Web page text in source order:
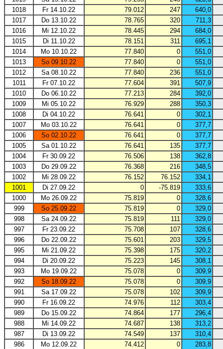
1018
Fr 14.10.22 79.012 247
640,0
1017
Do 13.10.22 78.765 320
711,3
1016
Mi 12.10.22 78.445 294
684,0
1015
Di 11.10.22 78.151 311
695,1
1014
Mo 10.10.22 77.840 0
551,0
1013
So 09.10.22 77.840 0
551,0
1012
Sa 08.10.22 77.840 236
551,0
1011
Fr 07.10.22 77.604 391
507,9
1010
Do 06.10.22 77.213 284
392,0
1009
Mi 05.10.22 76.929 288
350,3
1008
Di 04.10.22 76.641 0
302,1
1007
Mo 03.10.22 76.641 0
377,7
1006
So 02.10.22 76.641 0
377,7
1005
Sa 01.10.22 76.641 135
377,7
1004
Fr 30.09.22 76.506 138
362,8
1003
Do 29.09.22 76.368 216
348,5
1002
Mi 28.09.22 76.152 76.152
334,1
1001
Di 27.09.22 0 -75.819
333,6
1000
Mo 26.09.22 75.819 0
328,6
999
So 25.09.22 75.819 0
329,0
998
Sa 24.09.22 75.819 111
329,0
997
Fr 23.09.22 75.708 107
328,6
996
Do 22.09.22 75.601 203
329,5
995
Mi 21.09.22 75.398 175
320,2
994
Di 20.09.22 75.223 145
308,1
993
Mo 19.09.22 75.078 0
309,9
992
So 18.09.22 75.078 0
309,9
991
Sa 17.09.22 75.078 102
309,9
990
Fr 16.09.22 74.976 112
303,4
989
Do 15.09.22 74.864 177
296,4
988
Mi 14.09.22 74.687 138
313,2
987
Di 13.09.22 74.549 137
310,4
986
Mo 12.09.22 74.412 0 283,8